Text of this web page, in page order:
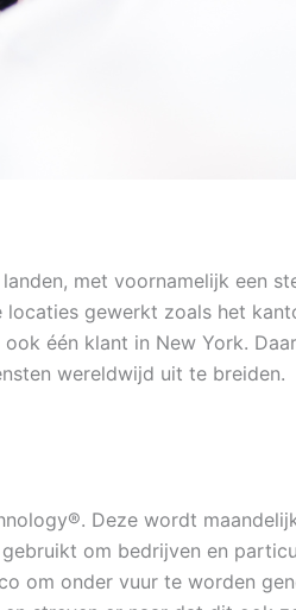
met voornamelijk een
gewerkt zoals het
één klant in New York.
wereldwijd uit te breiden.
Deze wordt
om bedrijven en
om onder vuur te worden